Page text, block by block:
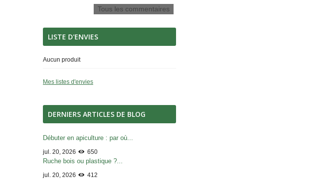
Tous les commentaires
LISTE D'ENVIES
Aucun produit
Mes listes d'envies
DERNIERS ARTICLES DE BLOG
Débuter en apiculture : par où...
jul. 20, 2026 650
Ruche bois ou plastique ?...
jul. 20, 2026 412